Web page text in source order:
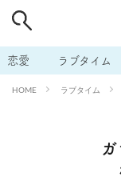
恋愛 ラブタイム
HOME ラブタイム
# 出会う方法